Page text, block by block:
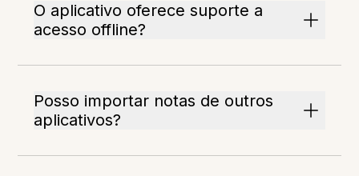
O aplicativo oferece suporte a
acesso offline?
Posso importar notas de outros
aplicativos?